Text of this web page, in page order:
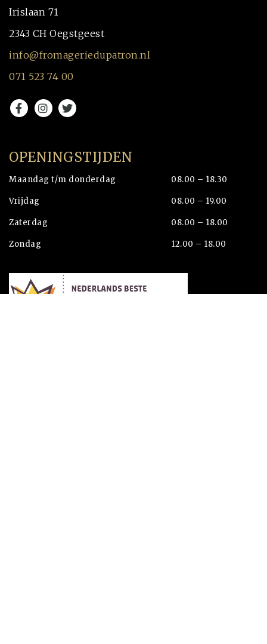
Irislaan 71
2343 CH Oegstgeest
info@fromageriedupatron.nl
071 523 74 00
OPENINGSTIJDEN
Maandag t/m donderdag 08.00 – 18.30
Vrijdag 08.00 – 19.00
Zaterdag 08.00 – 18.00
Zondag 12.00 – 18.00